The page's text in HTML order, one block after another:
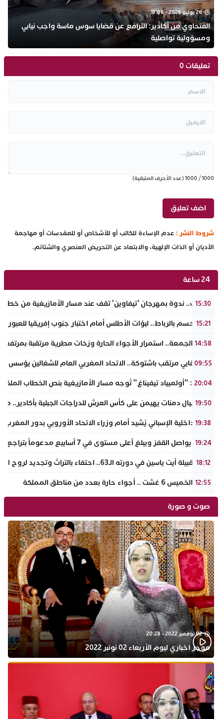
26 يوليو 2026 - 17:06
الفتحاوي من أكادير: الترافع عن قضايا سوس ماسة واجب نيابي
ومسؤولية تواصلية
تعليقات 0
1000
/
1000(عدد الأحرف المتبقية)
شروط النشر : عدم الإساءة للكاتب أو للأشخاص أو للمقدسات أو مهاجمة
الأديان أو الذات الإلهية، والابتعاد عن التحريض العنصري والشتائم.
24 ساعة
15:30
تافراوت.. ندوة بمهرجان ‘تيفاوين’ تقف عند مسار الأمازيغية من
15:21
سبت الحسم بالرباط.. لبؤات الأطلس أمام اختبار جنوب إفريقيا للعبور
14:58
طقس الجمعة.. استمرار الأجواء الحارة وزخات مطرية مرتقبة
09:55
حدث نقابي مرتقب باشتوكة.. الاتحاد المغربي العام للشغالين
20:04
تفراوت: “أولمبياد تيفيناغ” تُوجه مسار الأمازيغية بنص الخطاب الملكي
19:50
نادي أجيال دمنات يهيمن على كأس العرش للدراجات الجبلية بأكادير..
19:38
وزير الداخلية الإسباني يُشيد أمام وزراء الاتحاد الأوروبي بدور
19:24
الذهب يواصل القفز ويبلغ أعلى مستوى في 7 أسابيع مدعوماً بتراجع الدولار وانخفاض عوائد السندات
18:12
ملتقى قبيلة أيت ياسين في دورته الـ63.. احتفاء بالتراث وتجديد لروح الانتماء الوطني
12:55
طقس الخميس 6 غشت .. أجواء حارة بعدد من مناطق المملكة
صوت و صورة
02 نوفمبر 2022 - 20:28
موجز اخباري ليوم الأربعاء 02 نونبر 2022